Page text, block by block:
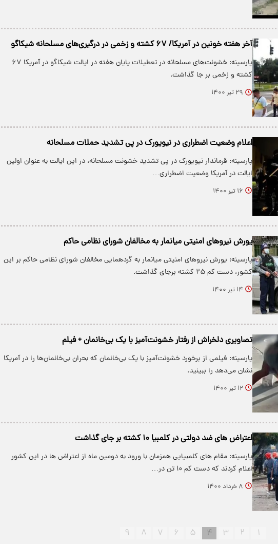
آخر هفته‌ خونین در آمریکا/ ۶۷ کشته و زخمی در درگیری‌های مسلحانه شیکاگو
پارسینه: خشونت‌های مسلحانه در تعطیلات پایان هفته در ایالت شیکاگو در آمریکا ۶۷
کشته و زخمی بر جا گذاشت.
۲۹ تیر ۱۴۰۰
اعلام وضعیت اضطراری در نیویورک در پی تشدید حملات مسلحانه
پارسینه: قرماندار نیویورک در پی تشدید خشونت مسلحانه، در این ایالت به عنوان اولین
ایالت در آمریکا وضعیت اضطراری…
۱۶ تیر ۱۴۰۰
یورش نیروهای امنیتی میانمار به مخالفان شورای نظامی حاکم
پارسینه: یورش نیروهای امنیتی میانمار به گردهمایی مخالفان شورای نظامی حاکم بر این
کشور، دست کم ۲۵ کشته برجای گذاشت.
۱۴ تیر ۱۴۰۰
تصاویری دلخراش از رفتار خشونت‌آمیز با یک بی‌خانمان + فیلم
پارسینه: فیلمی از برخورد خشونت‌آمیز با یک بی‌خانمان که بحران بی‌خانمان‌ها را در آمریکا
نشان می‌دهد را ببینید.
۱۲ تیر ۱۴۰۰
اعتراض های ضد دولتی در کلمبیا ۱۰ کشته بر جای گذاشت
پارسینه: مقام های کلمبیایی همزمان با ورود به دومین ماه از اعتراض ها در این کشور
اعلام کردند که دست کم ۱۰ تن در…
۸ خرداد ۱۴۰۰
۱ ۲ ۳ ۴ ۵ ۶ ۷ ۸ ۹